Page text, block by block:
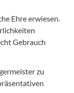
Ehre erwiesen.
Gebrauch
zu